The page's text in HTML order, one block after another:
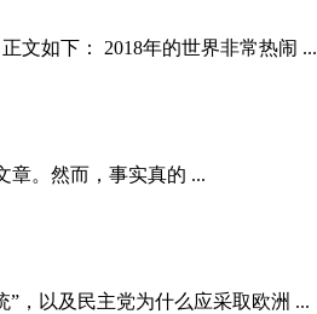
文如下： 2018年的世界非常热闹 ...
章。然而，事实真的 ...
”，以及民主党为什么应采取欧洲 ...